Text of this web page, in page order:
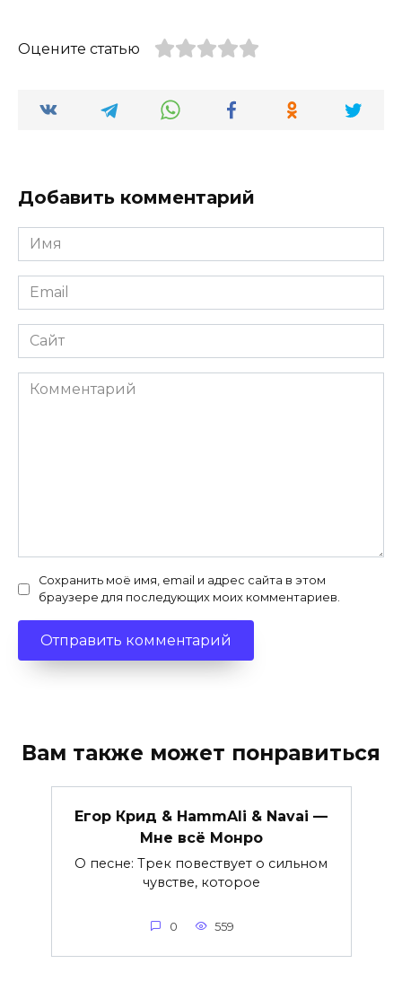
Оцените статью
Добавить комментарий
Имя
*
Email
*
Сайт
Комментарий
Сохранить моё имя, email и адрес сайта в этом
браузере для последующих моих комментариев.
Вам также может понравиться
Егор Крид & HammAli & Navai —
Мне всё Монро
О песне: Трек повествует о сильном
чувстве, которое
0 559